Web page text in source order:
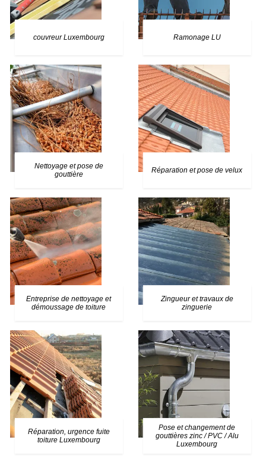
couvreur Luxembourg Ramonage LU
Nettoyage et pose de
gouttière
Réparation et pose de velux
Entreprise de nettoyage et
démoussage de toiture
Zingueur et travaux de
zinguerie
Réparation, urgence fuite
toiture Luxembourg
Pose et changement de
gouttières zinc / PVC / Alu
Luxembourg